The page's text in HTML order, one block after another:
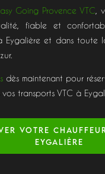
Going Provence VTC ,
fiable et
Eygalière et dans toute
dès maintenant pour
transports VTC à
VOTRE
EYGALIÈRE